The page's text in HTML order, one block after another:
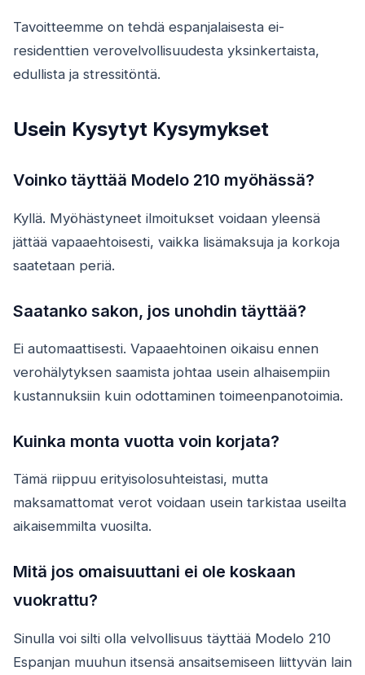
Tavoitteemme on tehdä espanjalaisesta ei-
residenttien verovelvollisuudesta yksinkertaista,
edullista ja stressitöntä.
Usein Kysytyt Kysymykset
Voinko täyttää Modelo 210 myöhässä?
Kyllä. Myöhästyneet ilmoitukset voidaan yleensä
jättää vapaaehtoisesti, vaikka lisämaksuja ja korkoja
saatetaan periä.
Saatanko sakon, jos unohdin täyttää?
Ei automaattisesti. Vapaaehtoinen oikaisu ennen
verohälytyksen saamista johtaa usein alhaisempiin
kustannuksiin kuin odottaminen toimeenpanotoimia.
Kuinka monta vuotta voin korjata?
Tämä riippuu erityisolosuhteistasi, mutta
maksamattomat verot voidaan usein tarkistaa useilta
aikaisemmilta vuosilta.
Mitä jos omaisuuttani ei ole koskaan
vuokrattu?
Sinulla voi silti olla velvollisuus täyttää Modelo 210
Espanjan muuhun itsensä ansaitsemiseen liittyvän lain